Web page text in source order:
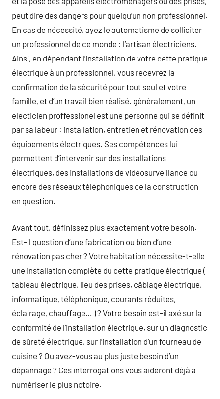
peut dire des dangers pour quelqu’un non professionnel.
En cas de nécessité, ayez le automatisme de solliciter
un professionnel de ce monde : l’artisan électriciens.
Ainsi, en dépendant l’installation de votre cette pratique
électrique à un professionnel, vous recevrez la
confirmation de la sécurité pour tout seul et votre
famille, et d’un travail bien réalisé. généralement, un
electicien proffessionel est une personne qui se définit
par sa labeur : installation, entretien et rénovation des
équipements électriques. Ses compétences lui
permettent d’intervenir sur des installations
électriques, des installations de vidéosurveillance ou
encore des réseaux téléphoniques de la construction
en question.
Avant tout, définissez plus exactement votre besoin.
Est-il question d’une fabrication ou bien d’une
rénovation pas cher ? Votre habitation nécessite-t-elle
une installation complète du cette pratique électrique (
tableau électrique, lieu des prises, câblage électrique,
informatique, téléphonique, courants réduites,
éclairage, chauffage… ) ? Votre besoin est-il axé sur la
conformité de l’installation électrique, sur un diagnostic
de sûreté électrique, sur l’installation d’un fourneau de
cuisine ? Ou avez-vous au plus juste besoin d’un
dépannage ? Ces interrogations vous aideront déjà à
numériser le plus notoire.